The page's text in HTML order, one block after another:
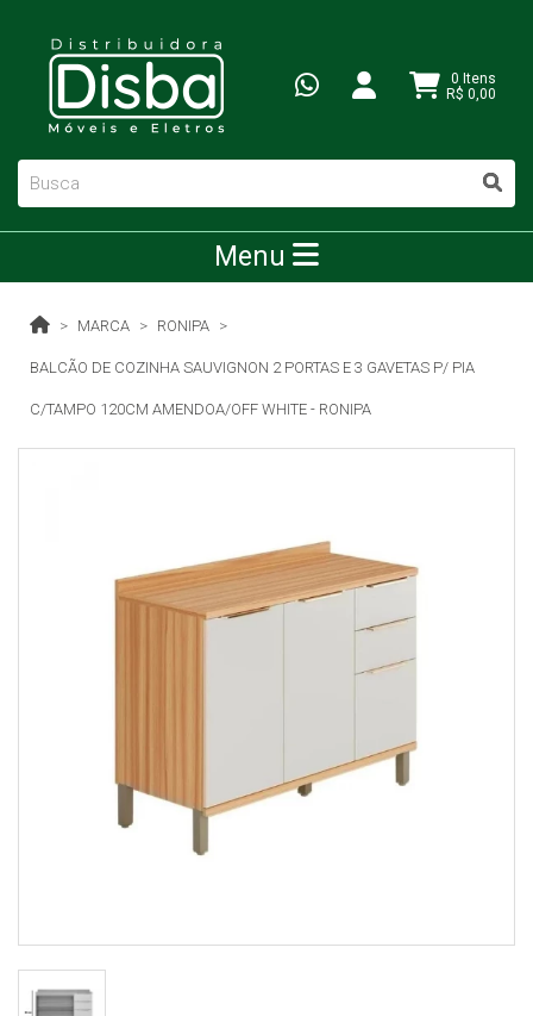
0 Itens
R$ 0,00
Menu
MARCA RONIPA
BALCÃO DE COZINHA SAUVIGNON 2 PORTAS E 3 GAVETAS P/ PIA
C/TAMPO 120CM AMENDOA/OFF WHITE - RONIPA